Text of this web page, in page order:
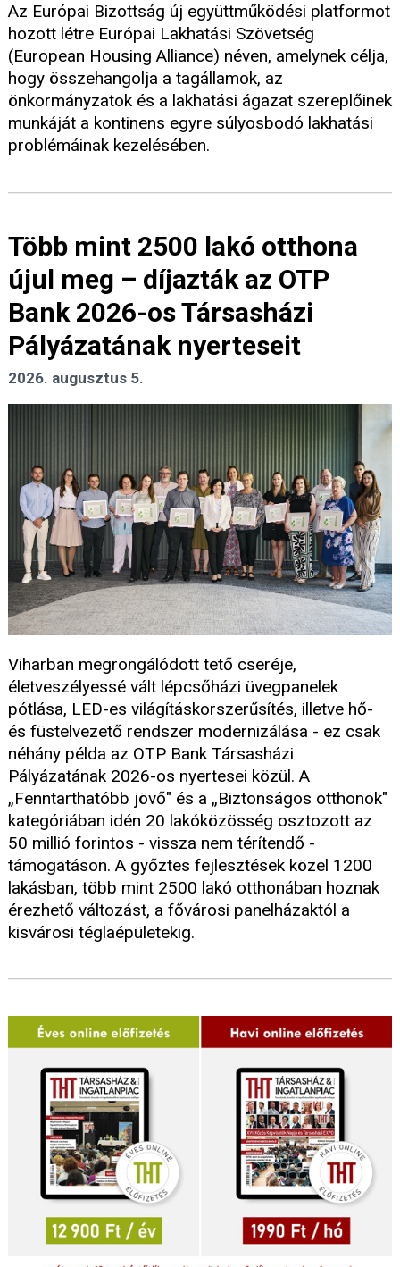
Az Európai Bizottság új együttműködési platformot
hozott létre Európai Lakhatási Szövetség
(European Housing Alliance) néven, amelynek célja,
hogy összehangolja a tagállamok, az
önkormányzatok és a lakhatási ágazat szereplőinek
munkáját a kontinens egyre súlyosbodó lakhatási
problémáinak kezelésében.
Több mint 2500 lakó otthona
újul meg – díjazták az OTP
Bank 2026-os Társasházi
Pályázatának nyerteseit
2026. augusztus 5.
Viharban megrongálódott tető cseréje,
életveszélyessé vált lépcsőházi üvegpanelek
pótlása, LED-es világításkorszerűsítés, illetve hő-
és füstelvezető rendszer modernizálása - ez csak
néhány példa az OTP Bank Társasházi
Pályázatának 2026-os nyertesei közül. A
„Fenntarthatóbb jövő" és a „Biztonságos otthonok"
kategóriában idén 20 lakóközösség osztozott az
50 millió forintos - vissza nem térítendő -
támogatáson. A győztes fejlesztések közel 1200
lakásban, több mint 2500 lakó otthonában hoznak
érezhető változást, a fővárosi panelházaktól a
kisvárosi téglaépületekig.